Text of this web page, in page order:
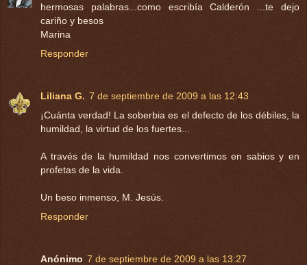
hermosas palabras...como escribía Calderón ...te dejo
cariño y besos
Marina
Responder
Liliana G. 7 de septiembre de 2009 a las 12:43
¡Cuánta verdad! La soberbia es el defecto de los débiles, la
humildad, la virtud de los fuertes...
A través de la humildad nos convertimos en sabios y en
profetas de la vida.
Un beso inmenso, M. Jesús.
Responder
Anónimo 7 de septiembre de 2009 a las 13:27